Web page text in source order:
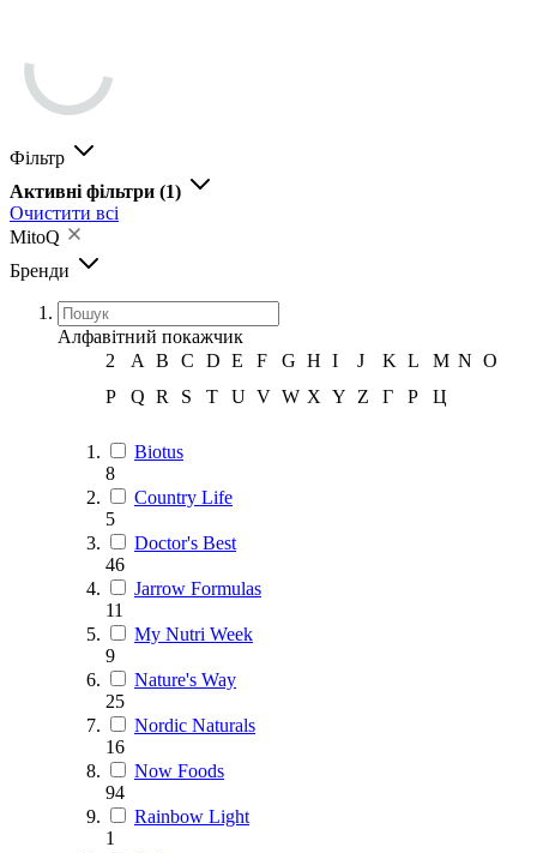
Фільтр
Активні фільтри (1)
Очистити всі
MitoQ
Бренди
Алфавітний покажчик
2
A B C D E F G H I J K L M N O
P
Q R S T U V W X Y Z Г Р Ц
Biotus
8
Country Life
5
Doctor's Best
46
Jarrow Formulas
11
My Nutri Week
9
Nature's Way
25
Nordic Naturals
16
Now Foods
94
Rainbow Light
1